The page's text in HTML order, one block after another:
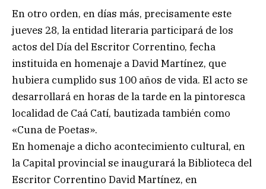
En otro orden, en días más, precisamente este
jueves 28, la entidad literaria participará de los
actos del Día del Escritor Correntino, fecha
instituida en homenaje a David Martínez, que
hubiera cumplido sus 100 años de vida. El acto se
desarrollará en horas de la tarde en la pintoresca
localidad de Caá Catí, bautizada también como
«Cuna de Poetas».
En homenaje a dicho acontecimiento cultural, en
la Capital provincial se inaugurará la Biblioteca del
Escritor Correntino David Martínez, en